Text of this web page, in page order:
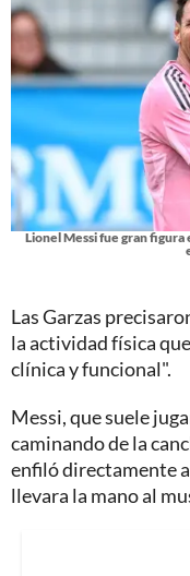
Lionel Messi fue gran
Las Garzas
la actividad física
clínica y funcional".
Messi, que suele
caminando de la
enfiló directamente
llevara la mano al